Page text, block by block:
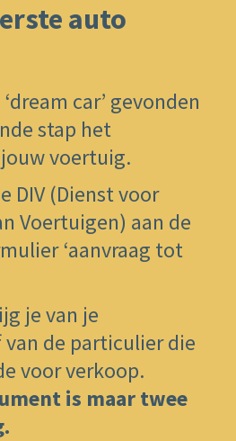
auto
car’ gevonden
stap het
voertuig.
DIV (Dienst voor
Voertuigen) aan de
‘aanvraag tot
je van ​je
de particulier die
voor verkoop.
is maar twee